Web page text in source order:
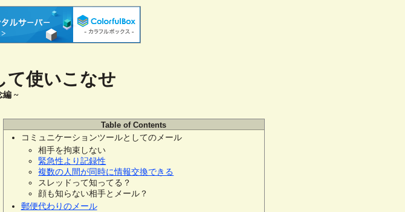
て使いこなせ
編
Table of Contents
コミュニケーションツールとしてのメール
相手を拘束しない
緊急性より記録性
複数の人間が同時に情報交換できる
スレッドって知ってる？
顔も知らない相手とメール？
郵便代わりのメール